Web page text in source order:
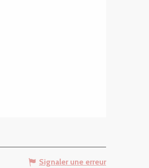
Signaler une erreur